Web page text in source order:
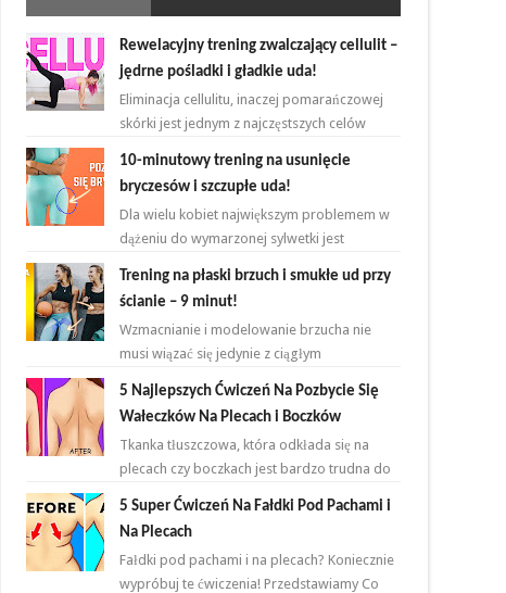
Rewelacyjny trening zwalczający cellulit –
jędrne pośladki i gładkie uda!
Eliminacja cellulitu, inaczej pomarańczowej
skórki jest jednym z najczęstszych celów
ćwiczeniami. ...
10-minutowy trening na usunięcie
bryczesów i szczupłe uda!
Dla wielu kobiet największym problemem w
dążeniu do wymarzonej sylwetki jest
tłuszczowej w okoli...
Trening na płaski brzuch i smukłe ud przy
ścianie – 9 minut!
Wzmacnianie i modelowanie brzucha nie
musi wiązać się jedynie z ciągłym
powtarzaniem brzuszków i deski na
przemian. Brzuch to nie jeden...
5 Najlepszych Ćwiczeń Na Pozbycie Się
Wałeczków Na Plecach i Boczków
Tkanka tłuszczowa, która odkłada się na
plecach czy boczkach jest bardzo trudna do
zlikwidowania. Połączenie odpowiednich
ćwiczeń oraz ...
5 Super Ćwiczeń Na Fałdki Pod Pachami i
Na Plecach
Fałdki pod pachami i na plecach? Koniecznie
wypróbuj te ćwiczenia! Przedstawiamy Co